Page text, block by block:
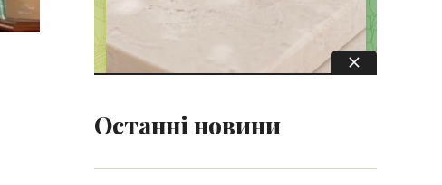
Останні новини